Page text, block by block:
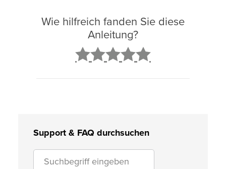
Wie hilfreich fanden Sie diese
Anleitung?
Support & FAQ durchsuchen